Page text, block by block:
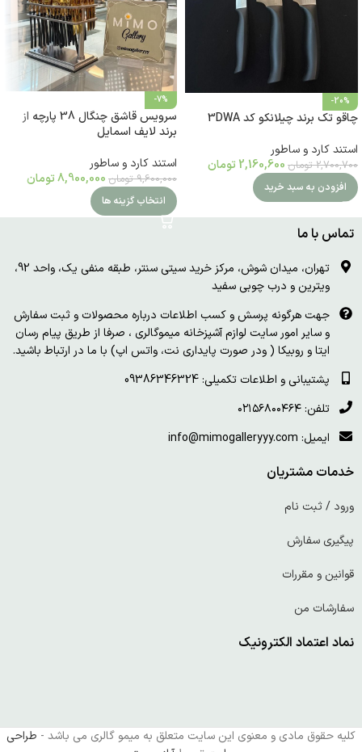
-20%
چاقو تک برند چیلانکو کد 3DWA
استند کارد و ساطور
2,700,700 تومان 2,160,600 تومان
افزودن به سبد خرید
-7%
سرویس قاشق چنگال 38 پارچه از
برند لایف اسمایل
استند کارد و ساطور
9,600,000 تومان 8,900,000تومان
انتخاب گزینه ها
تماس با ما
تهران، میدان شوش، مرکز خرید سیتی سنتر، طبقه منفی یک، واحد 92،
ویترین و درب چوبی سفید
جهت هرگونه پرسش و کسب اطلاعات درباره محصولات و ثبت سفارش
و سایر امور سایت لوازم آشپزخانه میموگالری ، صرفا از طریق پیام رسان
ایتا و روبیکا ( ودر صورت پایداری نت، واتس اپ) با ما در ارتباط باشید.
پشتیبانی و اطلاعات تکمیلی: 09386346324
تلفن: ۰۲۱۵۶۸۰۰۴۶۴
ایمیل: info@mimogalleryyy.com
خدمات مشتریان
ورود / ثبت نام
پیگیری سفارش
قوانین و مقررات
سفارشات من
نماد اعتماد الکترونیک
کلیه حقوق مادی و معنوی این سایت متعلق به میمو گالری می باشد - طراحی